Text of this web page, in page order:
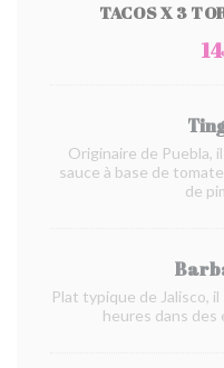
TACOS X 3
Originaire de Puebla,
sauce à base de
de
Plat typique de Jalisco,
heures dans des